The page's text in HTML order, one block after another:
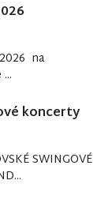
na
koncerty
SWINGOVÉ